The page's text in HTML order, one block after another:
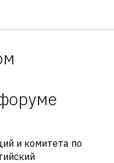
и комитета по